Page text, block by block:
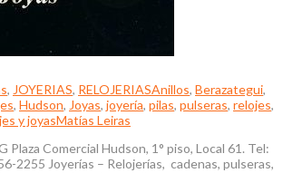
, JOYERIAS, RELOJERIASAnillos, Berazategui,
, Hudson, Joyas, joyería, pilas, pulseras, relojes,
y joyasMatías Leiras
Plaza Comercial Hudson, 1° piso, Local 61. Tel:
2255 Joyerías – Relojerías, cadenas, pulseras,